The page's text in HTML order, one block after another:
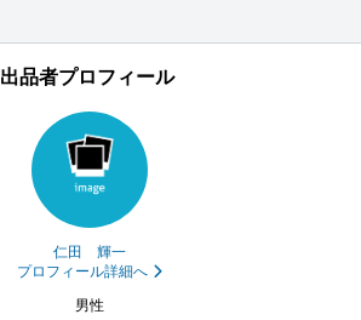
出品者プロフィール
仁田 輝一
プロフィール詳細へ
男性